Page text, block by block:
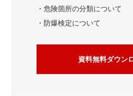
・危険箇所の分類について
・防爆検定について
資料無料ダウン